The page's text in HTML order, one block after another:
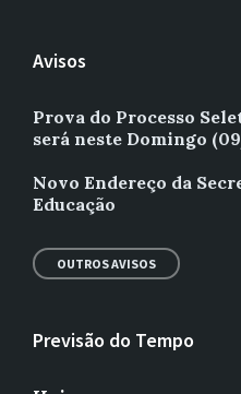
Avisos
Prova do Processo
será neste Domingo
Novo Endereço da
Educação
OUTROS AVISOS
Previsão do Tempo